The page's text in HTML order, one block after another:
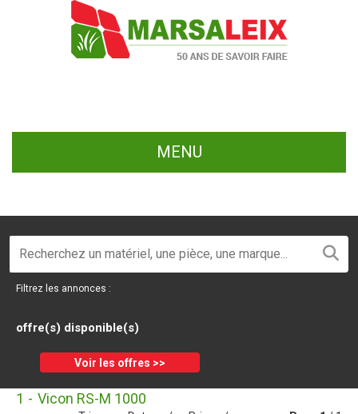
MENU
Filtrez les annonces :
offre(s) disponible(s)
Voir les offres >>
1 Vicon RS-M 1000